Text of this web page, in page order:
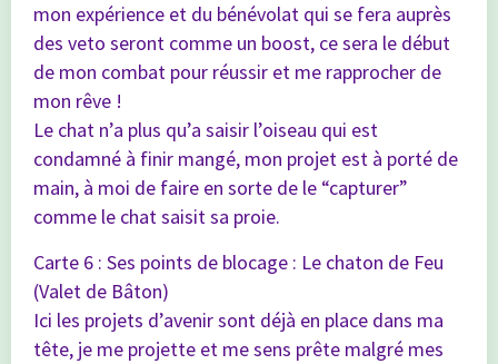
mon expérience et du bénévolat qui se fera auprès
des veto seront comme un boost, ce sera le début
de mon combat pour réussir et me rapprocher de
mon rêve !
Le chat n’a plus qu’a saisir l’oiseau qui est
condamné à finir mangé, mon projet est à porté de
main, à moi de faire en sorte de le “capturer”
comme le chat saisit sa proie.
Carte 6 : Ses points de blocage : Le chaton de Feu
(Valet de Bâton)
Ici les projets d’avenir sont déjà en place dans ma
tête, je me projette et me sens prête malgré mes